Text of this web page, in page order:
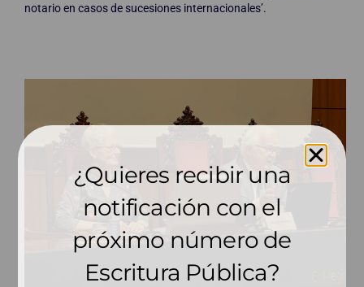
notario en casos de sucesiones internacionales’.
¿Quieres recibir una
notificación con el
próximo número de
Escritura Pública?